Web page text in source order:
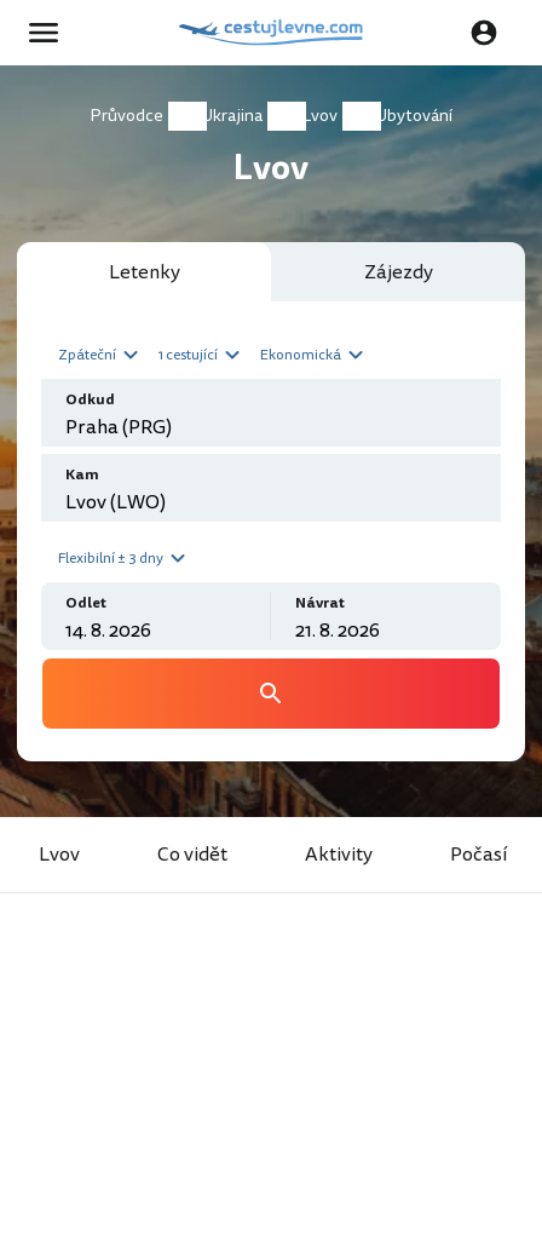
Průvodce Ukrajina Lvov Ubytování
Lvov
Letenky Zájezdy
Zpáteční 1 cestující Ekonomická
Odkud
Kam
Flexibilní ± 3 dny
Odlet Návrat
Lvov Co vidět Aktivity Počasí